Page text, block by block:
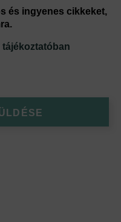
és ingyenes cikkeket,